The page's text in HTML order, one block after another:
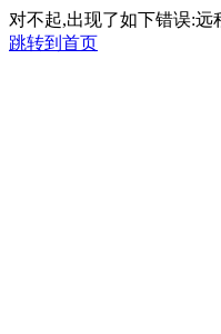
对不起,出现了如下错误:远
跳转到首页